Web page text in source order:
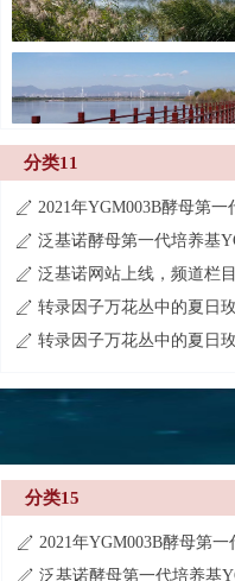
分类11
ꄅ
ꄅ
ꄅ
ꄅ
ꄅ
分类15
ꄅ
ꄅ